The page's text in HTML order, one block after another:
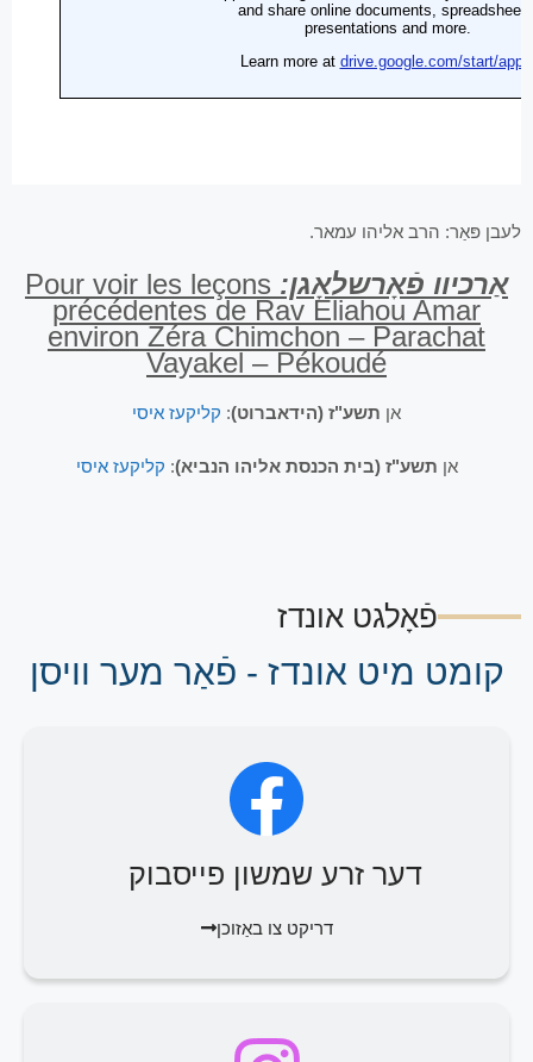
לעבן פּאַר: הרב אליהו עמאר.
אַרכיוו פֿאָרשלאָגן: Pour voir les leçons
précédentes de Rav Eliahou Amar
environ Zéra Chimchon – Parachat
Vayakel – Pékoudé
אן תשע"ז (הידאברוט): קליקעז איסי
אן תשע"ז (בית הכנסת אליהו הנביא): קליקעז איסי
פֿאָלגט אונדז
קומט מיט אונדז - פֿאַר מער וויסן
דער זרע שמשון פייסבוק
דריקט צו באַזוכן